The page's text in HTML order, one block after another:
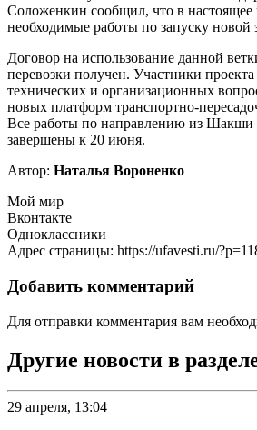
Соложенкин сообщил, что в настоящее
необходимые работы по запуску новой
Договор на использование данной
перевозки получен. Участники
технических и организационных
новых платформ транспортно-
Все работы по направлению из Шакши
завершены к 20 июня.
Автор: Наталья Вороненко
Мой мир
Вконтакте
Одноклассники
Адрес страницы: https://ufavesti.ru/
Добавить комментарий
Для отправки комментария вам
Другие новости в
29 апреля, 13:04